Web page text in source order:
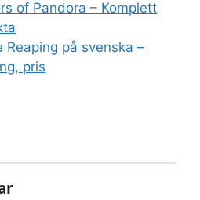
of Pandora – Komplett
Reaping på svenska –
pris